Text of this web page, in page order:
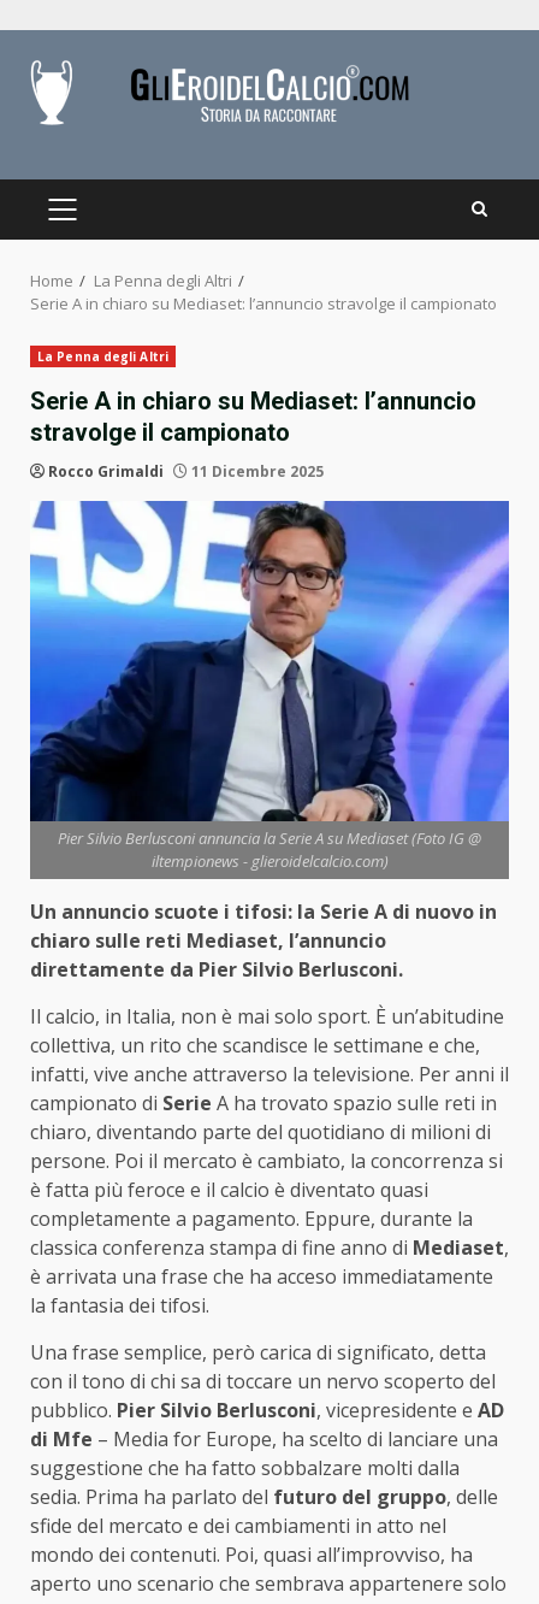
content
PRIMARY
Home
La Penna degli Altri
Serie A in chiaro su Mediaset: l’annuncio stravolge il campionato
La Penna degli Altri
Serie A in chiaro su Mediaset: l’annuncio
stravolge il campionato
Rocco Grimaldi 11 Dicembre 2025
Pier Silvio Berlusconi annuncia la Serie A su Mediaset (Foto IG @
iltempionews - glieroidelcalcio.com)
Un annuncio scuote i tifosi: la Serie A di nuovo in
chiaro sulle reti Mediaset, l’annuncio
direttamente da Pier Silvio Berlusconi.
Il calcio, in Italia, non è mai solo sport. È un’abitudine
collettiva, un rito che scandisce le settimane e che,
infatti, vive anche attraverso la televisione. Per anni il
campionato di Serie A ha trovato spazio sulle reti in
chiaro, diventando parte del quotidiano di milioni di
persone. Poi il mercato è cambiato, la concorrenza si
è fatta più feroce e il calcio è diventato quasi
completamente a pagamento. Eppure, durante la
classica conferenza stampa di fine anno di Mediaset,
è arrivata una frase che ha acceso immediatamente
la fantasia dei tifosi.
Una frase semplice, però carica di significato, detta
con il tono di chi sa di toccare un nervo scoperto del
pubblico. Pier Silvio Berlusconi, vicepresidente e AD
di Mfe – Media for Europe, ha scelto di lanciare una
suggestione che ha fatto sobbalzare molti dalla
sedia. Prima ha parlato del futuro del gruppo, delle
sfide del mercato e dei cambiamenti in atto nel
mondo dei contenuti. Poi, quasi all’improvviso, ha
aperto uno scenario che sembrava appartenere solo